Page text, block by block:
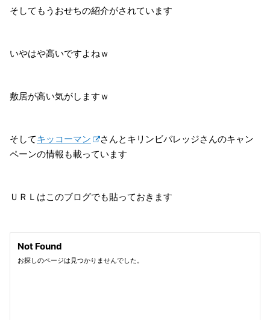
そしてもうおせちの紹介がされています
いやはや高いですよねｗ
敷居が高い気がしますｗ
そしてキッコーマン
さんとキリンビバレッジさんのキャン
ペーンの情報も載っています
ＵＲＬはこのブログでも貼っておきます